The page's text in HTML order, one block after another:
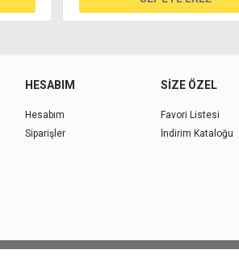
HESABIM
Hesabım
Siparişler
SIZE ÖZEL
Favori Listesi
İndirim Kataloğu